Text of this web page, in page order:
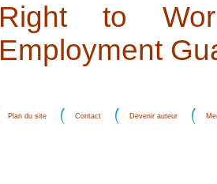
Right to
Employment
Plan du site Contact Devenir auteur